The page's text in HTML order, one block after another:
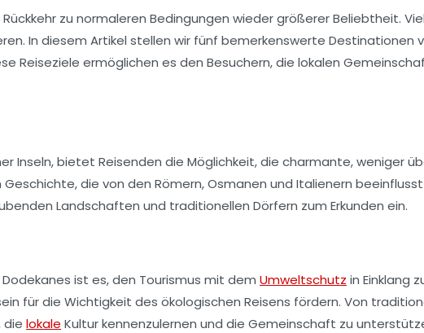
zu normaleren Bedingungen wieder größerer Beliebtheit.
In diesem Artikel stellen wir fünf bemerkenswerte Destinationen
Reiseziele ermöglichen es den Besuchern, die lokalen
Inseln, bietet Reisenden die Möglichkeit, die charmante, weniger
die von den Römern, Osmanen und Italienern
Landschaften und traditionellen Dörfern zum Erkunden ein.
ist es, den Tourismus mit dem Umweltschutz in Einklang
für die Wichtigkeit des ökologischen Reisens fördern. Von
die lokale Kultur kennenzulernen und die Gemeinschaft zu